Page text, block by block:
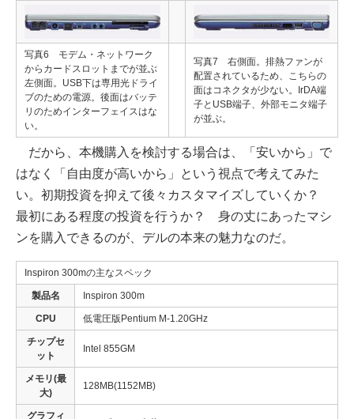
写真6 モデム・ネットワーク
からカードスロットまでが並ぶ
左側面。USB下は専用光ドライ
ブのための電源。後面はバッテ
リのためインターフェイスはな
い。
写真7 右側面。排熱ファンが
配置されているため、こちらの
面はコネクタが少ない。IrDA端
子とUSB端子、外部モニタ端子
が並ぶ。
だから、本機購入を検討する場合は、「安いから」で
はなく「自由度が高いから」という視点で考えてみた
い。初期投資を抑えて後々カスタマイズしていくか？
最初にある程度の投資を行うか？ 身の丈にあったマシ
ンを購入できるのが、デルの本来の魅力なのだ。
Inspiron 300mの主なスペック
製品名 Inspiron 300m
CPU 低電圧版Pentium M-1.20GHz
チップセ
ット
Intel 855GM
メモリ(最
大)
128MB(1152MB)
グラフィ